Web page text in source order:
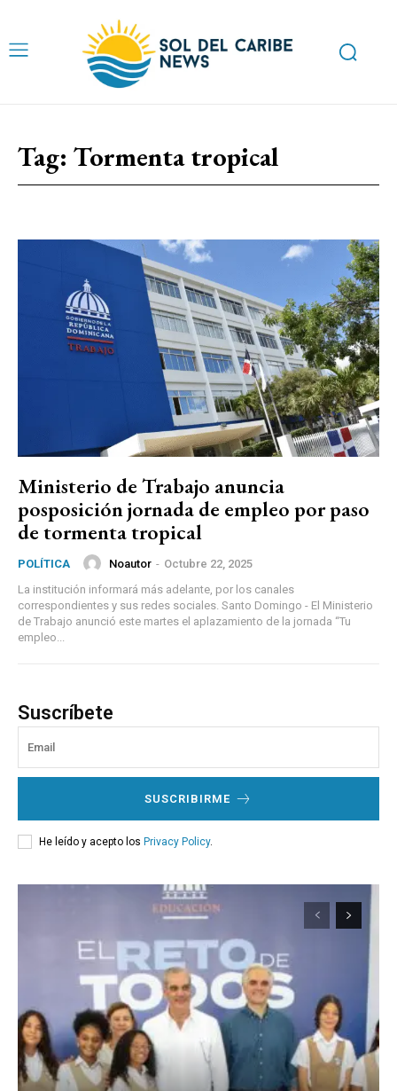
Tag: Tormenta tropical
Ministerio de Trabajo anuncia
posposición jornada de empleo por paso
de tormenta tropical
POLÍTICA Noautor - Octubre 22, 2025
La institución informará más adelante, por los canales
correspondientes y sus redes sociales. Santo Domingo - El Ministerio
de Trabajo anunció este martes el aplazamiento de la jornada “Tu
empleo...
Suscríbete
SUSCRIBIRME
He leído y acepto los Privacy Policy.